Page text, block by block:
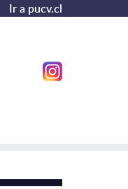
Ir a pucv.cl